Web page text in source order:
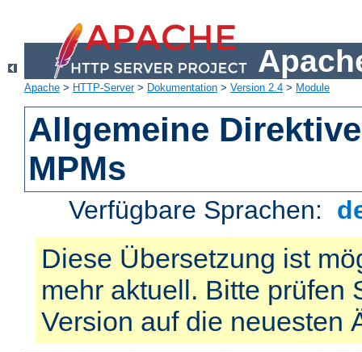
Apache > HTTP-Server> Dokumentation > Version 2.4 > Module
Allgemeine
MPMs
Verfügbare Sprachen:
Diese Übersetzung ist
mehr aktuell. Bitte prüfen
Version auf die neuesten